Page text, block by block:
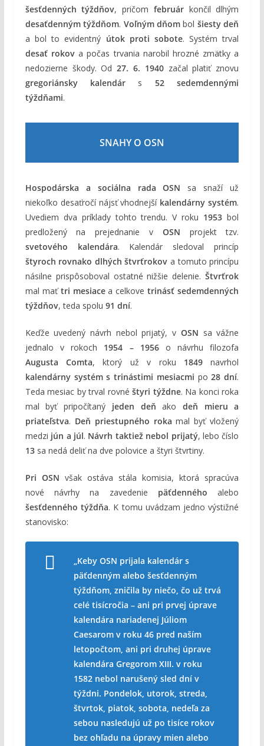
šesťdenných týždňov, pričom februárkončil dlhým
desaťdenným týždňom. Voľným dňom bol šiesty deň
a bol to evidentný útok proti sobote. Systém trval
desať rokova počas trvania narobil hrozné zmätky a
nedozierne škody. Od27. 6. 1940začal platiť znovu
gregoriánsky kalendár s 52 sedemdennými
týždňami.
SNAHY O OSN
Hospodárska a sociálna rada OSN sa snaží už
niekoľko desaťročí nájsť vhodnejší kalendárny systém.
Uvediem dva príklady tohto trendu. V roku 1953 bol
predložený na prejednanie v OSN projekt tzv.
svetového kalendára. Kalendár sledoval princíp
štyroch rovnako dlhých štvrťrokov a tomuto princípu
násilne prispôsoboval ostatné nižšie delenie.Štvrťrok
mal maťtri mesiacea celkovetrinásť sedemdenných
týždňov, teda spolu 91 dní.
Keďže uvedený návrh nebol prijatý, v OSN sa vážne
jednalo v rokoch 1954 – 1956o návrhu filozofa
Augusta Comta, ktorý už v roku 1849navrhol
kalendárny systém s trinástimi mesiacmi po28 dní.
Teda mesiac by trval rovnéštyri týždne. Na konci roka
mal byť pripočítaný jeden deň ako deň mieru a
priateľstva. Deň priestupného roka mal byť vložený
medzi jún a júl. Návrh taktiež nebol prijatý, lebo číslo
13sa nedá deliť na dve polovice a štyri štvrtiny.
Pri OSN však ostáva stála komisia, ktorá spracúva
nové návrhy na zavedenie päťdenného alebo
šesťdenného týždňa. K tomu uvádzam jedno výstižné
stanovisko:
„Keby OSN prijala kalendár s
päťdenným alebo šesťdenným
týždňom, zničila by niečo, čo už trvá
celé tisícročia – ani pri prvej úprave
kalendára nariadenej Júliom
Caesarom v roku 46 pred naším
letopočtom, ani pri druhej úprave
kalendára Gregorom XIII. v roku
1582 nebol narušený sled dní v
týždni. Pondelok, utorok, streda,
štvrtok, piatok, sobota, nedeľa za
sebou nasledujú už po tisíce rokov
bez ohľadu na úpravy mien alebo